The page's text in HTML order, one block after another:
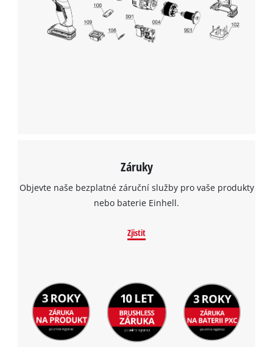
Záruky
Objevte naše bezplatné záruční služby pro vaše produkty
nebo baterie Einhell.
Zjistit